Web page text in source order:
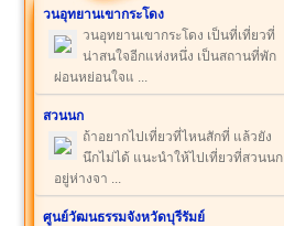
วนอุทยานเขากระโดง
วนอุทยานเขากระโดง เป็นที่เที่ยวที่
น่าสนใจอีกแห่งหนึ่ง เป็นสถานที่พัก
ผ่อนหย่อนใจแ ...
สวนนก
ถ้าอยากไปเที่ยวที่ไหนสักที่ แล้วยัง
นึกไม่ได้ แนะนำให้ไปเที่ยวที่สวนนก
อยู่ห่างจา ...
ศูนย์วัฒนธรรมจังหวัดบุรีรัมย์